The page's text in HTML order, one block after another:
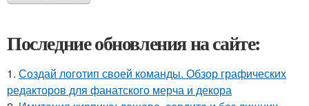
Последние обновления на сайте:
1. Создай логотип своей команды. Обзор графических
редакторов для фанатского мерча и декора